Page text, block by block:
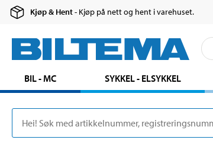
Kjøp & Hent- Kjøp på nett og hent i varehuset.
BIL - MC SYKKEL - ELSYKKEL